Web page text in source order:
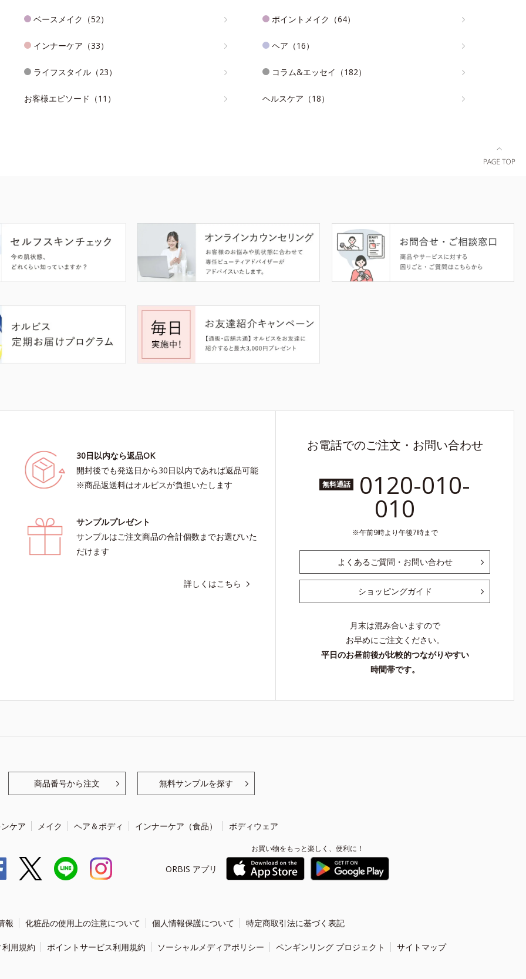
ベースメイク（52） ポイントメイク（64）
インナーケア（33） ヘア（16）
ライフスタイル（23） コラム&エッセイ（182）
お客様エピソード（11） ヘルスケア（18）
30日以内なら返品OK
開封後でも発送日から30日以内であれば返品可能
※商品返送料はオルビスが負担いたします
サンプルプレゼント
サンプルはご注文商品の合計個数までお選びいた
だけます
詳しくはこちら
お電話でのご注文・お問い合わせ
無料通話 0120-010-
010
午前9時より午後7時まで
よくあるご質問・お問い合わせ
ショッピングガイド
月末は混み合いますので
お早めにご注文ください。
平日のお昼前後が比較的つながりやすい
時間帯です。
商品番号から注文 無料サンプルを探す
ケア メイク ヘア＆ボディ インナーケア（食品） ボディウェア
ORBIS アプリ
お買い物をもっと楽しく、便利に！
報 化粧品の使用上の注意について 個人情報保護について 特定商取引法に基づく表記
用規約 ポイントサービス利用規約 ソーシャルメディアポリシー ペンギンリング プロジェクト サイトマップ